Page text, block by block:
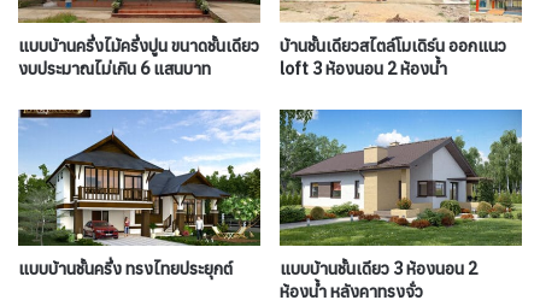
แบบบ้านครึ่งไม้ครึ่งปูน ขนาดชั้นเดียว
งบประมาณไม่เกิน 6 แสนบาท
บ้านชั้นเดียวสไตล์โมเดิร์น ออกแนว
loft 3 ห้องนอน 2 ห้องน้ำ
แบบบ้านชั้นครึ่ง ทรงไทยประยุกต์
แบบบ้านชั้นเดียว 3 ห้องนอน 2
ห้องน้ำ หลังคาทรงจั่ว